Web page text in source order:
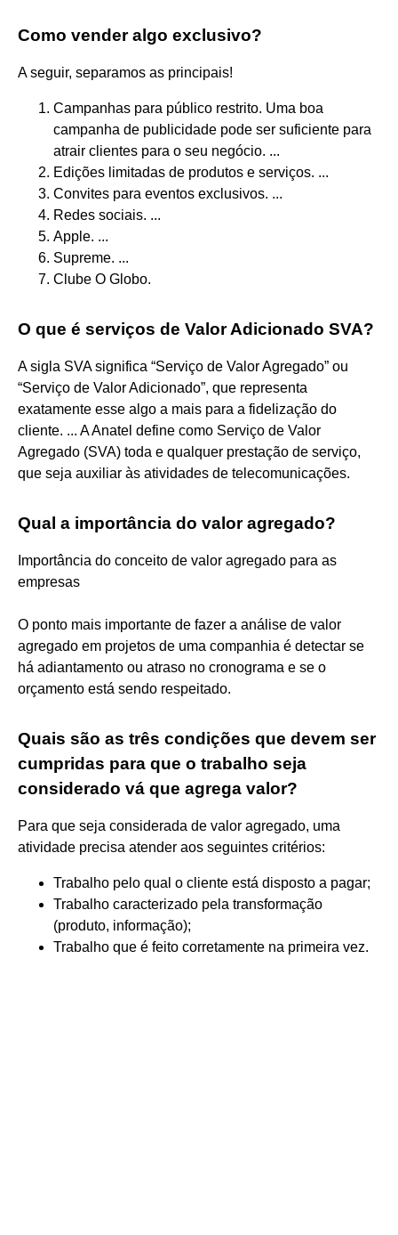
Como vender algo exclusivo?
A seguir, separamos as principais!
Campanhas para público restrito. Uma boa
campanha de publicidade pode ser suficiente para
atrair clientes para o seu negócio. ...
Edições limitadas de produtos e serviços. ...
Convites para eventos exclusivos. ...
Redes sociais. ...
Apple. ...
Supreme. ...
Clube O Globo.
O que é serviços de Valor Adicionado SVA?
A sigla SVA significa “Serviço de Valor Agregado” ou
“Serviço de Valor Adicionado”, que representa
exatamente esse algo a mais para a fidelização do
cliente. ... A Anatel define como Serviço de Valor
Agregado (SVA) toda e qualquer prestação de serviço,
que seja auxiliar às atividades de telecomunicações.
Qual a importância do valor agregado?
Importância do conceito de valor agregado para as
empresas
O ponto mais importante de fazer a análise de valor
agregado em projetos de uma companhia é detectar se
há adiantamento ou atraso no cronograma e se o
orçamento está sendo respeitado.
Quais são as três condições que devem ser
cumpridas para que o trabalho seja
considerado vá que agrega valor?
Para que seja considerada de valor agregado, uma
atividade precisa atender aos seguintes critérios:
Trabalho pelo qual o cliente está disposto a pagar;
Trabalho caracterizado pela transformação
(produto, informação);
Trabalho que é feito corretamente na primeira vez.